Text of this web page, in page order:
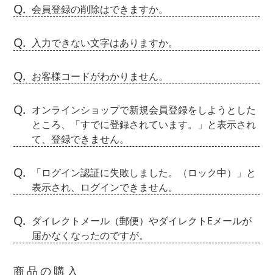
Q. 会員登録の削除はできますか。
Q. 入力できない文字はありますか。
Q. お客様コードがわかりません。
Q. オンラインショップで新規会員登録をしようとした
ところ、「すでに登録されています。」と表示され
て、登録できません。
Q.
「ログイン認証に失敗しました。（ロック中）」と
表示され、ログインできません。
Q. ダイレクトメール（郵便）やダイレクトEメールが
届かなくなったのですが。
商品の購入